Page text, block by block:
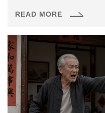
假日)，應確明挪移後的國
READ MORE